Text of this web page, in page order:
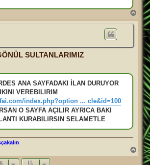
SULTANLARIMIZ
ANA SAYFADAKI İLAN DURUYOR
VEREBILIRIM
index.php?option ... cle&id=100
O SAYFA AÇILIR AYRICA BAKI
KURABILIRSIN SELAMETLE
a